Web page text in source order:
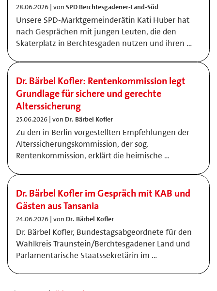
28.06.2026 | von SPD Berchtesgadener-Land-Süd
Unsere SPD-Marktgemeinderätin Kati Huber hat
nach Gesprächen mit jungen Leuten, die den
Skaterplatz in Berchtesgaden nutzen und ihren …
Dr. Bärbel Kofler: Rentenkommission legt
Grundlage für sichere und gerechte
Alterssicherung
25.06.2026 | von Dr. Bärbel Kofler
Zu den in Berlin vorgestellten Empfehlungen der
Alterssicherungskommission, der sog.
Rentenkommission, erklärt die heimische …
Dr. Bärbel Kofler im Gespräch mit KAB und
Gästen aus Tansania
24.06.2026 | von Dr. Bärbel Kofler
Dr. Bärbel Kofler, Bundestagsabgeordnete für den
Wahlkreis Traunstein/Berchtesgadener Land und
Parlamentarische Staatssekretärin im …